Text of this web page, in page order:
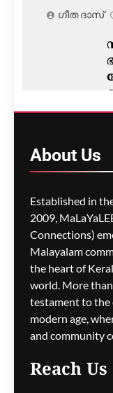
ഗീത ദാസ്‌
About Us
Established in
2009,
Connections)
Malayalam
the heart of
world. More
testament to the
modern age,
and community
Reach Us